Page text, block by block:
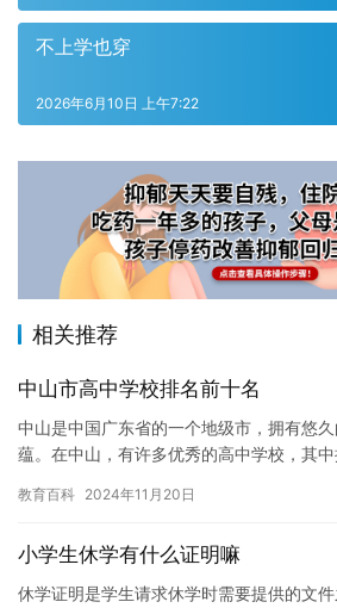
不上学也穿
2026年6月10日 上午7:22
相关推荐
中山市高中学校排名前十名
中山是中国广东省的一个地级市，拥有悠
蕴。在中山，有许多优秀的高中学校，其中
教育百科 2024年11月20日
小学生休学有什么证明嘛
休学证明是学生请求休学时需要提供的文